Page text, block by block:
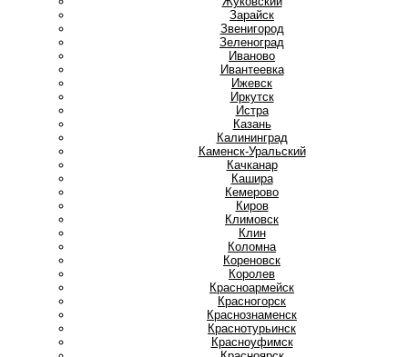
Зарайск
Звенигород
Зеленоград
Иваново
Ивантеевка
Ижевск
Иркутск
Истра
Казань
Калининград
Каменск-Уральский
Качканар
Кашира
Кемерово
Киров
Климовск
Клин
Коломна
Кореновск
Королев
Красноармейск
Красногорск
Краснознаменск
Краснотурьинск
Красноуфимск